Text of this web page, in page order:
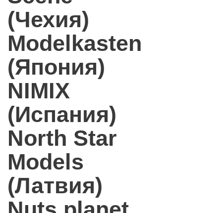
(Чехия)
Modelkasten
(Япония)
NIMIX
(Испания)
North Star
Models
(Латвия)